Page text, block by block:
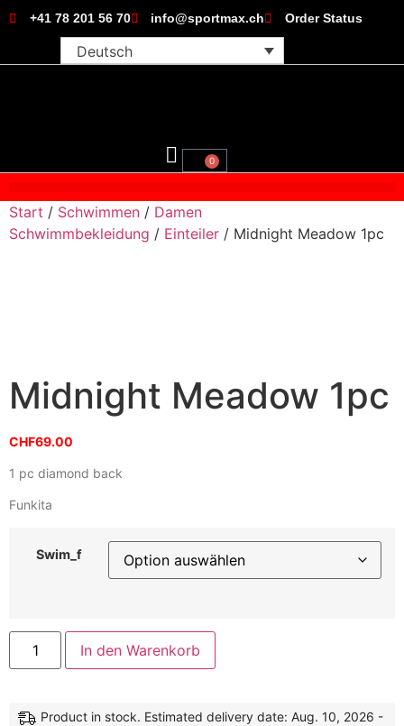
+41 78 201 56 70 info@sportmax.ch Order Status
Deutsch
0
Start / Schwimmen / Damen
Schwimmbekleidung / Einteiler / Midnight Meadow 1pc
Midnight Meadow 1pc
CHF69.00
1 pc diamond back
Funkita
Swim_f
In den Warenkorb
Product in stock. Estimated delivery date: Aug. 10, 2026 -